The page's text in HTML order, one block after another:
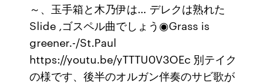
～、玉手箱と木乃伊は… デレクは熟れた
Slide ,ゴスペル曲でしょう◉Grass is
greener.-/St.Paul
https://youtu.be/yTTTU0V3OEc 別テイク
の様です、後半のオルガン伴奏のサビ歌が